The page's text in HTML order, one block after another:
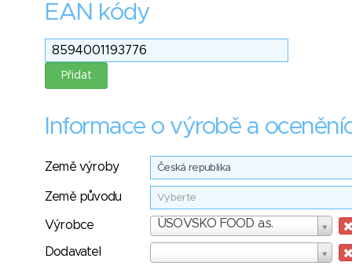
EAN kódy
Informace o výrobě a
Země výroby Česká republika
Země původu Vyberte
Výrobce ÚSOVSKO FOOD a.s.
Výrobce
Dodavatel